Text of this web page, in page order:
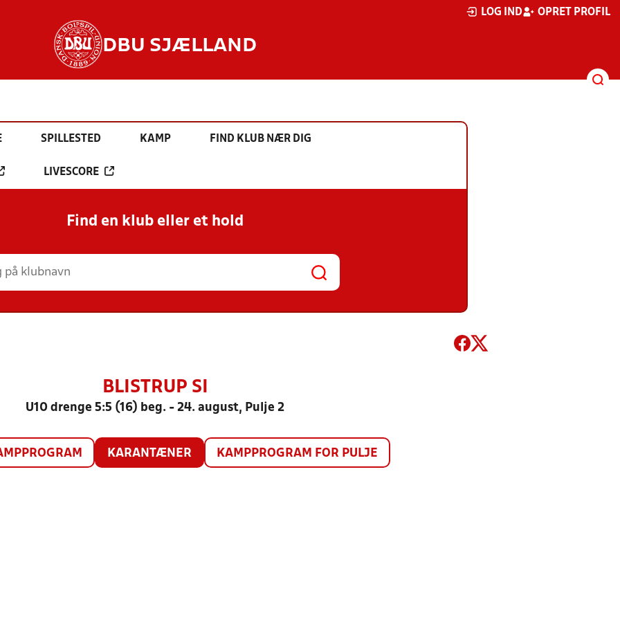
LOG IND OPRET PROFIL
DBU SJÆLLAND
SPILLESTED KAMP FIND KLUB NÆR DIG
LIVESCORE
Find en klub eller et hold
BLISTRUP SI
U10 drenge 5:5 (16) beg. - 24. august, Pulje 2
KARANTÆNER KAMPPROGRAM FOR PULJE